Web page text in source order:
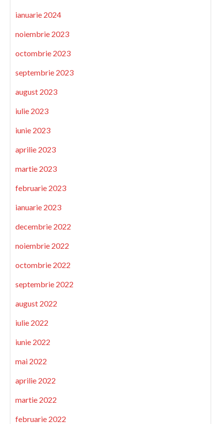
ianuarie 2024
noiembrie 2023
octombrie 2023
septembrie 2023
august 2023
iulie 2023
iunie 2023
aprilie 2023
martie 2023
februarie 2023
ianuarie 2023
decembrie 2022
noiembrie 2022
octombrie 2022
septembrie 2022
august 2022
iulie 2022
iunie 2022
mai 2022
aprilie 2022
martie 2022
februarie 2022